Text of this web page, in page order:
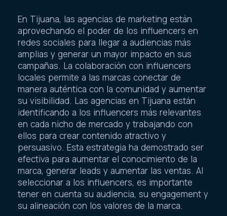
En Tijuana, las agencias de marketing están
aprovechando el poder de los influencers en
redes sociales para llegar a audiencias más
amplias y generar un mayor impacto en sus
campañas. La colaboración con influencers
locales permite a las marcas conectar de
manera auténtica con la comunidad y aumentar
su visibilidad. Las agencias en Tijuana están
identificando a los influencers más relevantes
en cada nicho de mercado y trabajando con
ellos para crear contenido atractivo y
persuasivo. Esta estrategia ha demostrado ser
efectiva para aumentar el conocimiento de la
marca, generar leads y aumentar las ventas. Al
seleccionar a los influencers, es importante
tener en cuenta su audiencia, su engagement y
su alineación con los valores de la marca.